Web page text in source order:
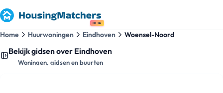
BETA
Home Huurwoningen Eindhoven Woensel-Noord
Bekijk gidsen over Eindhoven
Woningen, gidsen en buurten